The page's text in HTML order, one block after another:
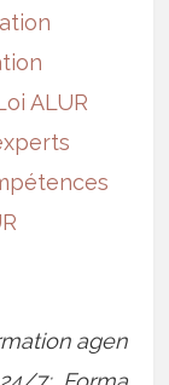
ALUR
agen